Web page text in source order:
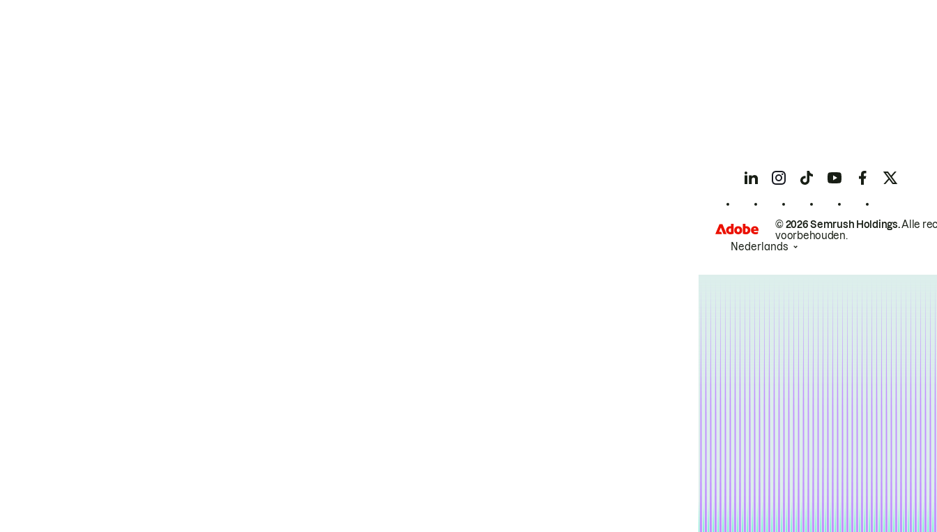
© 2026 Semrush Holdings.Alle
voorbehouden.
Nederlands